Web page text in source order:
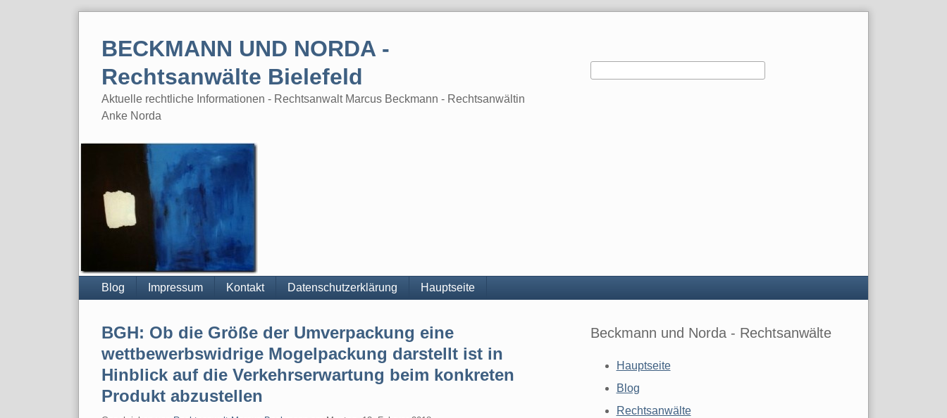
BECKMANN UND NORDA -
Rechtsanwälte Bielefeld
Aktuelle rechtliche Informationen - Rechtsanwalt Marcus Beckmann - Rechtsanwältin
Anke Norda
Blog Impressum Kontakt Datenschutzerklärung Hauptseite
BGH: Ob die Größe der Umverpackung eine
wettbewerbswidrige Mogelpackung darstellt ist in
Hinblick auf die Verkehrserwartung beim konkreten
Produkt abzustellen
Beckmann und Norda - Rechtsanwälte
Hauptseite
Blog
Rechtsanwälte